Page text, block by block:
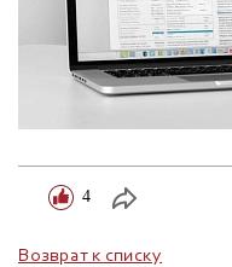
4
Возврат к списку